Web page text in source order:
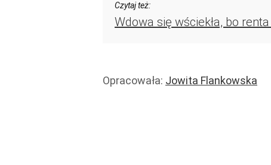
Czytaj też:
Wdowa się wściekła, bo
Opracowała: Jowita Flankowska